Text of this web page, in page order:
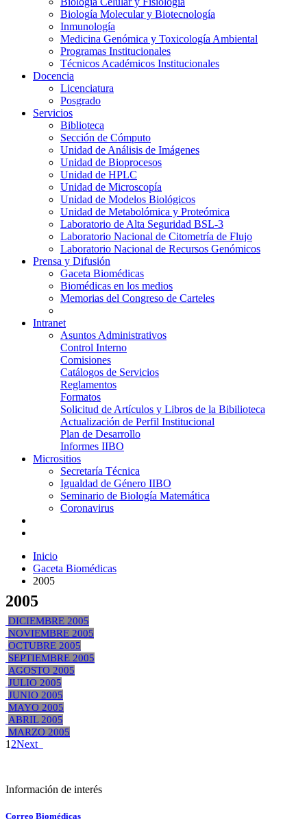
Biología Molecular y Biotecnología
Inmunología
Medicina Genómica y Toxicología Ambiental
Programas Institucionales
Técnicos Académicos Institucionales
Docencia
Licenciatura
Posgrado
Servicios
Biblioteca
Sección de Cómputo
Unidad de Análisis de Imágenes
Unidad de Bioprocesos
Unidad de HPLC
Unidad de Microscopía
Unidad de Modelos Biológicos
Unidad de Metabolómica y Proteómica
Laboratorio de Alta Seguridad BSL-3
Laboratorio Nacional de Citometría de Flujo
Laboratorio Nacional de Recursos Genómicos
Prensa y Difusión
Gaceta Biomédicas
Biomédicas en los medios
Memorias del Congreso de Carteles
Intranet
Asuntos Administrativos
Control Interno
Comisiones
Catálogos de Servicios
Reglamentos
Formatos
Solicitud de Artículos y Libros de la Bibilioteca
Actualización de Perfil Institucional
Plan de Desarrollo
Informes IIBO
Micrositios
Secretaría Técnica
Igualdad de Género IIBO
Seminario de Biología Matemática
Coronavirus
Inicio
Gaceta Biomédicas
2005
2005
DICIEMBRE 2005
NOVIEMBRE 2005
OCTUBRE 2005
SEPTIEMBRE 2005
AGOSTO 2005
JULIO 2005
JUNIO 2005
MAYO 2005
ABRIL 2005
MARZO 2005
1 2Next
Información de interés
Correo Biomédicas